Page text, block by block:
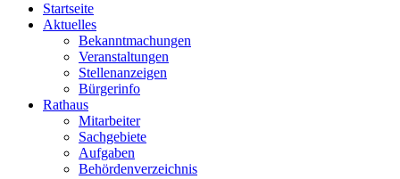
Startseite
Aktuelles
Bekanntmachungen
Veranstaltungen
Stellenanzeigen
Bürgerinfo
Rathaus
Mitarbeiter
Sachgebiete
Aufgaben
Behördenverzeichnis